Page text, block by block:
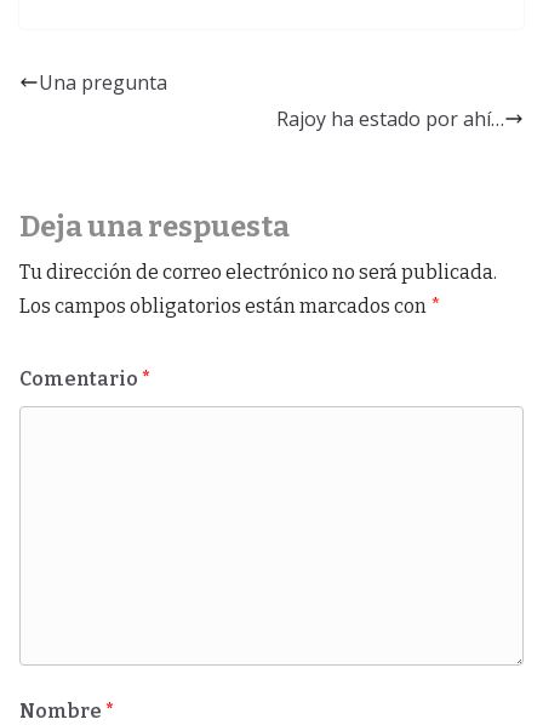
Una pregunta
Rajoy ha estado por ahí…
Deja una respuesta
Tu dirección de correo electrónico no será publicada.
Los campos obligatorios están marcados con *
Comentario *
Nombre *